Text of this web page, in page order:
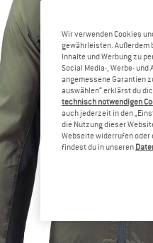
Wir verwenden Cookies
gewährleisten. Außerdem
Inhalte und Werbung zu
Social Media-, Werbe-
angemessene Garantien
auswählen“ erklärst du
technisch notwendigen
auch jederzeit in den
die Nutzung dieser
Webseite widerrufen
findest du in unseren